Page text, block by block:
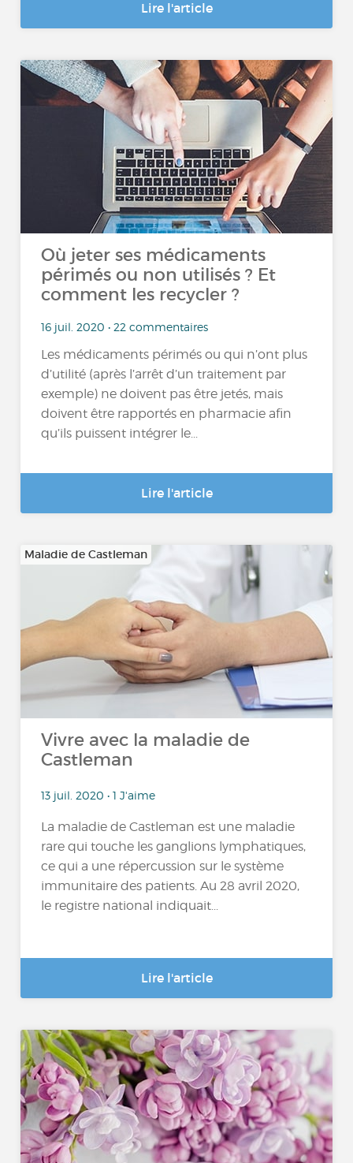
Lire l'article
Où jeter ses médicaments
périmés ou non utilisés ? Et
comment les recycler ?
16 juil. 2020 • 22 commentaires
Les médicaments périmés ou qui n’ont plus
d’utilité (après l’arrêt d’un traitement par
exemple) ne doivent pas être jetés, mais
doivent être rapportés en pharmacie afin
qu’ils puissent intégrer le...
Lire l'article
Maladie de Castleman
Vivre avec la maladie de
Castleman
13 juil. 2020 • 1 J'aime
La maladie de Castleman est une maladie
rare qui touche les ganglions lymphatiques,
ce qui a une répercussion sur le système
immunitaire des patients. Au 28 avril 2020,
le registre national indiquait...
Lire l'article